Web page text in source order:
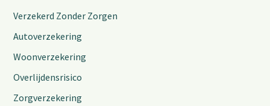
Verzekerd Zonder Zorgen
Autoverzekering
Woonverzekering
Overlijdensrisico
Zorgverzekering